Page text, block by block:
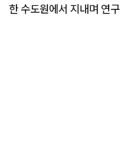
한 수도원에서 지내며 연